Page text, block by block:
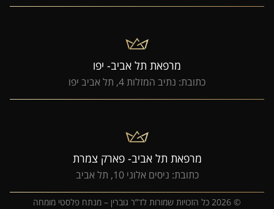
מרפאת תל אביב- יפו
כתובת: נתיב המזלות 4, תל אביב יפו
מרפאת תל אביב- פארק צמרת
כתובת: ניסים אלוני 10, תל אביב
© 2026 כל הזכויות שמורות לד”ר גוברין – מנתח פלסטי מומחה